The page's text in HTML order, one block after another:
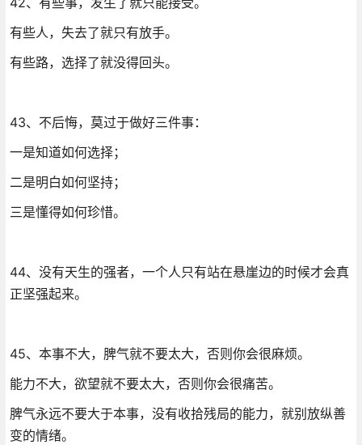
有些人，失去了就只有放手。
有些路，选择了就没得回头。
43、不后悔，莫过于做好三件事：
一是知道如何选择；
二是明白如何坚持；
三是懂得如何珍惜。
44、没有天生的强者，一个人只有站在悬崖边的时候才会真
正坚强起来。
45、本事不大，脾气就不要太大，否则你会很麻烦。
能力不大，欲望就不要太大，否则你会很痛苦。
脾气永远不要大于本事，没有收拾残局的能力，就别放纵善
变的情绪。